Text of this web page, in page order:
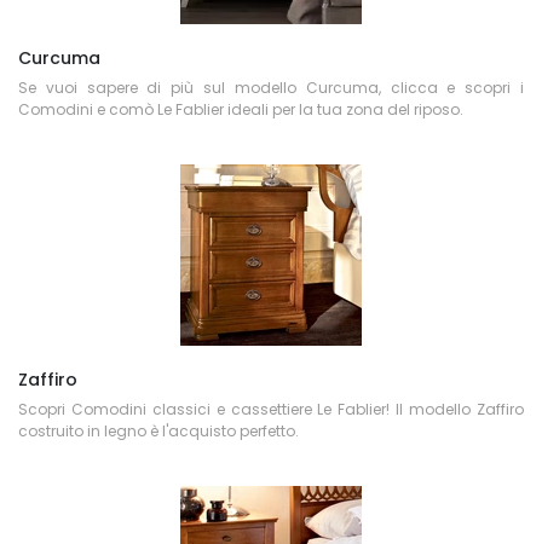
Curcuma
Se vuoi sapere di più sul modello Curcuma, clicca e scopri i
Comodini e comò Le Fablier ideali per la tua zona del riposo.
Zaffiro
Scopri Comodini classici e cassettiere Le Fablier! Il modello Zaffiro
costruito in legno è l'acquisto perfetto.